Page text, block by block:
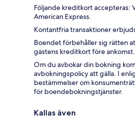
Följande kreditkort accepteras:
American Express.
Kontantfria transaktioner
Boendet förbehåller sig rätten
gästens kreditkort före ankomst.
Om du avbokar din bokning
avbokningspolicy att gälla. I
bestämmelser om
för boendebokningstjänster.
Kallas även